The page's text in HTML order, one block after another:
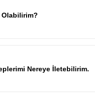
Olabilirim?
Nereye İletebilirim.